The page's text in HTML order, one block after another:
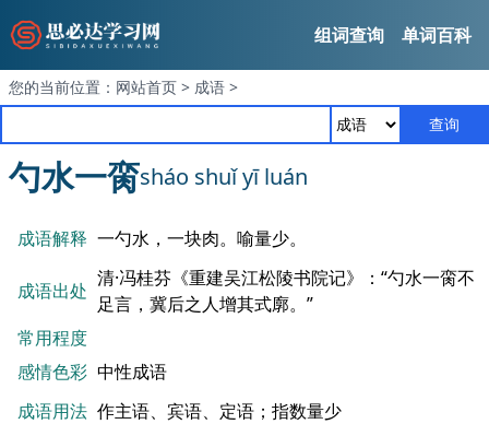
组词查询 单词百科
您的当前位置： 网站首页 > 成语 >
查询
勺水一脔sháo shuǐ yī luán
成语解释 一勺水，一块肉。喻量少。
成语出处
清·冯桂芬《重建吴江松陵书院记》：“勺水一脔不
足言，冀后之人增其式廓。”
常用程度
感情色彩 中性成语
成语用法 作主语、宾语、定语；指数量少